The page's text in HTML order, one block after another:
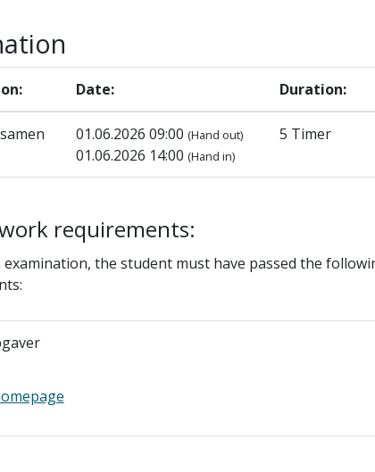
Date: Duration:
01.06.2026 09:00 (Hand out)
01.06.2026 14:00 (Hand in)
5 Timer
requirements:
examination, the student must have passed the